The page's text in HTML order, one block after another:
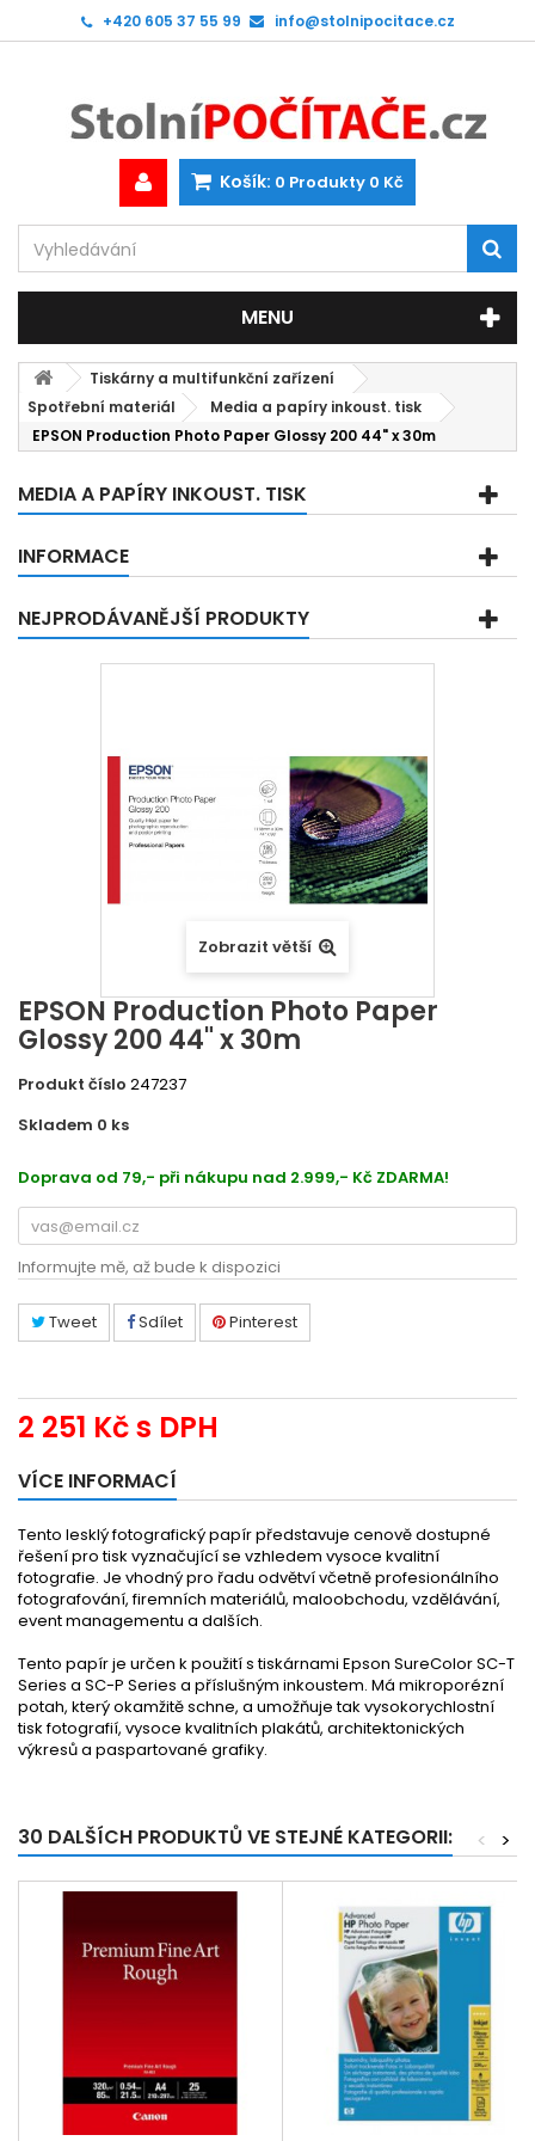
+420 605 37 55 99 info@stolnipocitace.cz
Košík: 0 Produkty 0 Kč
MENU
Tiskárny a multifunkční zařízení
Spotřební materiál
Media a papíry inkoust. tisk
EPSON Production Photo Paper Glossy 200 44" x 30m
MEDIA A PAPÍRY INKOUST. TISK
INFORMACE
NEJPRODÁVANĚJŠÍ PRODUKTY
Zobrazit větší
EPSON Production Photo Paper
Glossy 200 44" x 30m
Produkt číslo 247237
Skladem 0 ks
Doprava od 79,- při nákupu nad 2.999,- Kč ZDARMA!
Informujte mě, až bude k dispozici
Tweet Sdílet Pinterest
2 251 Kčs DPH
VÍCE INFORMACÍ
Tento lesklý fotografický papír představuje cenově dostupné
řešení pro tisk vyznačující se vzhledem vysoce kvalitní
fotografie. Je vhodný pro řadu odvětví včetně profesionálního
fotografování, firemních materiálů, maloobchodu, vzdělávání,
event managementu a dalších.
Tento papír je určen k použití s tiskárnami Epson SureColor SC-T
Series a SC-P Series a příslušným inkoustem. Má mikroporézní
potah, který okamžitě schne, a umožňuje tak vysokorychlostní
tisk fotografií, vysoce kvalitních plakátů, architektonických
výkresů a paspartované grafiky.
30 DALŠÍCH PRODUKTŮ VE STEJNÉ KATEGORII: >
<